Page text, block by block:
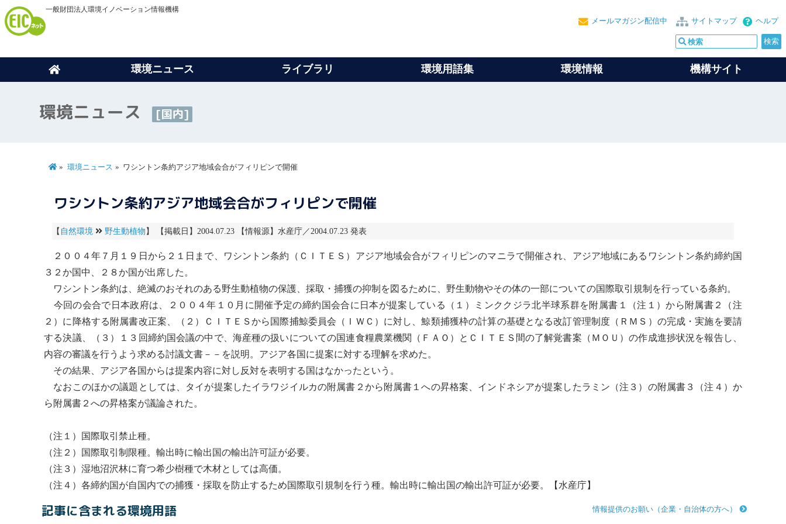
一般財団法人環境イノベーション情報機構
ヘルプ
サイトマップ
メールマガジン配信中
環境ニュース ライブラリ 環境用語集 環境情報 機構サイト
環境ニュース [国内]
環境ニュース ワシントン条約アジア地域会合がフィリピンで開催
ワシントン条約アジア地域会合がフィリピンで開催
【 自然環境 野生動植物 】 【掲載日】2004.07.23 【情報源】水産庁／2004.07.23 発表
２００４年７月１９日から２１日まで、 ワシントン条約 （ＣＩＴＥＳ）アジア地域会合がフィリピンのマニラで開催され、アジア地域にある ワシントン条約締約国
３２か国中、２８か国が出席した。
ワシントン条約は、絶滅のおそれのある野生動植物の保護、採取・捕獲の抑制を図るために、野生動物やその体の一部についての国際取引規制を行っている条約。
今回の会合で日本政府は、２００４年１０月に開催予定の締約国会合に日本が提案している（１）
ミンククジラ北半球系群を附属書１（注１）から附属書２（注
２）に降格する附属書改正案、（２）ＣＩＴＥＳから 国際捕鯨委員会 （ＩＷＣ）に対し、鯨類捕獲枠の計算の基礎となる改訂管理制度（ＲＭＳ）の完成・実施を要請
する決議、（３）１３回締約国会議の中で、海産種の扱いについての国連食糧農業機関
（ＦＡＯ）とＣＩＴＥＳ間の了解覚書案（ＭＯＵ）の作成進捗状況を報告し、
内容の審議を行うよう求める討議文書－－を説明。アジア各国に提案に対する理解を求めた。
その結果、アジア各国からは提案内容に対し反対を表明する国はなかったという。
なおこのほかの議題としては、タイが提案したイラワジイルカの附属書２から附属書１への昇格案、インドネシアが提案したラミン（注３）の附属書３（注４）か
ら附属書２への昇格案が議論された。
（注１）国際取引禁止種。
（注２）国際取引制限種。輸出時に輸出国の輸出許可証が必要。
（注３）湿地沼沢林に育つ希少樹種で木材としては高価。
（注４）各締約国が自国内での捕獲・採取を防止するため国際取引規制を行う種。輸出時に輸出国の輸出許可証が必要。【水産庁】
情報提供のお願い（企業・自治体の方へ）
記事に含まれる環境用語